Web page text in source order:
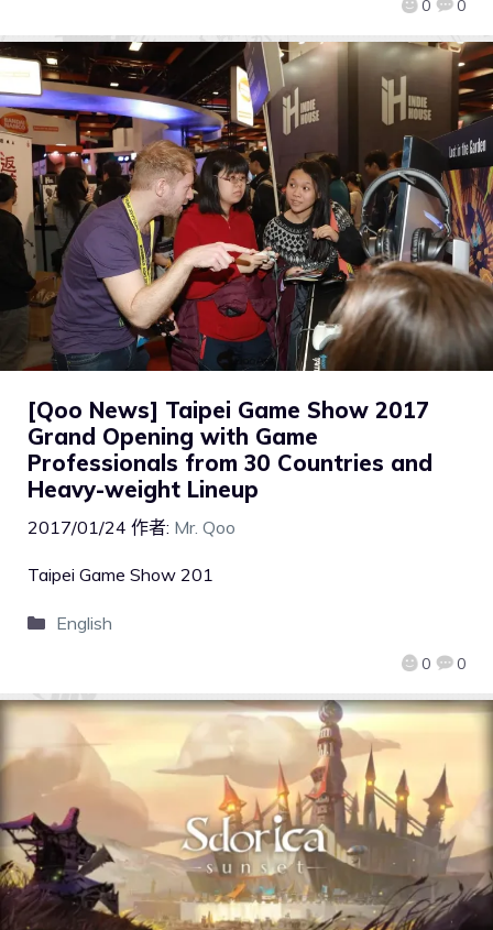
0 0
[Qoo News] Taipei Game Show 2017
Grand Opening with Game
Professionals from 30 Countries and
Heavy-weight Lineup
2017/01/24 作者: Mr. Qoo
0 0
Taipei Game Show 201
English